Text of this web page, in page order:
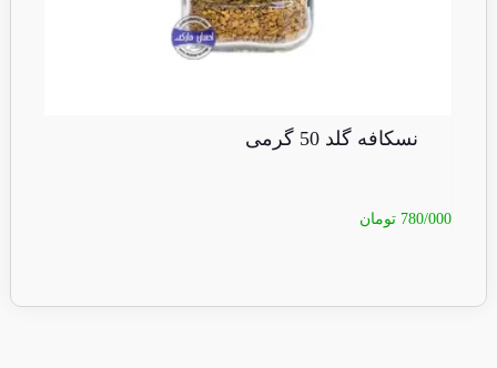
نسکافه گلد 50 گرمی
780/000 تومان